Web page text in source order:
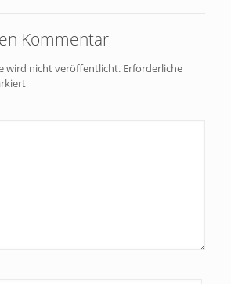
Kommentar
wird nicht veröffentlicht. Erforderliche